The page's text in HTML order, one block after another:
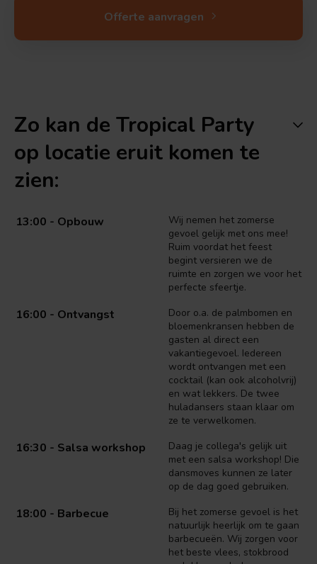
Offerte aanvragen
Zo kan de Tropical Party
op locatie eruit komen te
zien:
13:00 - Opbouw
Wij nemen het zomerse
gevoel gelijk met ons mee!
Ruim voordat het feest
begint versieren we de
ruimte en zorgen we voor het
perfecte sfeertje.
16:00 - Ontvangst
Door o.a. de palmbomen en
bloemenkransen hebben de
gasten al direct een
vakantiegevoel. Iedereen
wordt ontvangen met een
cocktail (kan ook alcoholvrij)
en wat lekkers. De twee
huladansers staan klaar om
ze te verwelkomen.
16:30 - Salsa workshop
Daag je collega's gelijk uit
met een salsa workshop! Die
dansmoves kunnen ze later
op de dag goed gebruiken.
18:00 - Barbecue
Bij het zomerse gevoel is het
natuurlijk heerlijk om te gaan
barbecueën. Wij zorgen voor
het beste vlees, stokbrood